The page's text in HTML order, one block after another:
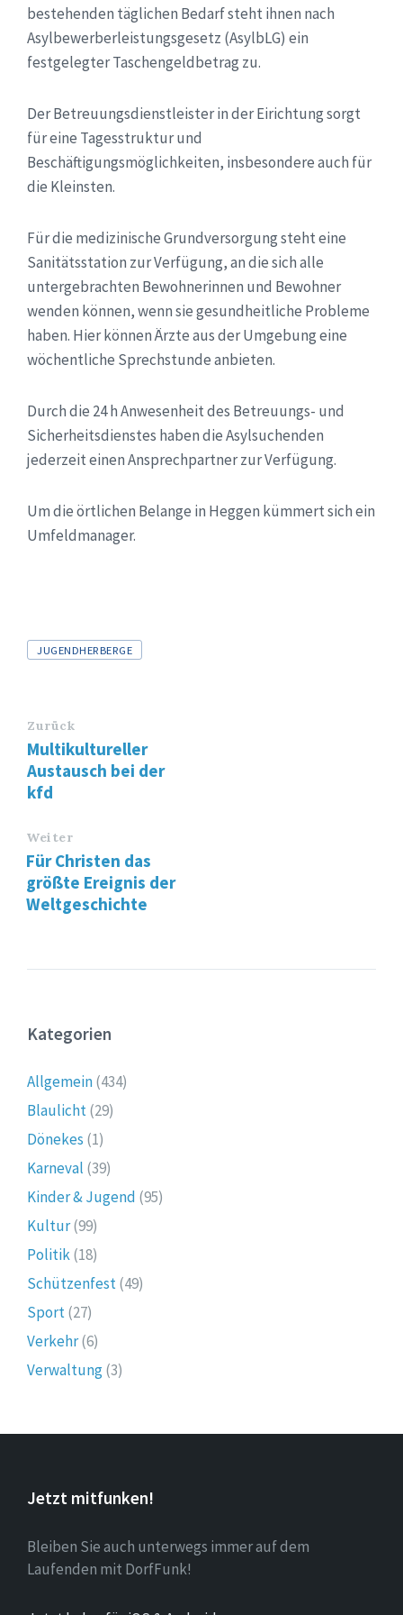
bestehenden täglichen Bedarf steht ihnen nach
Asylbewerberleistungsgesetz (AsylbLG) ein
festgelegter Taschengeldbetrag zu.
Der Betreuungsdienstleister in der Eirichtung sorgt
für eine Tagesstruktur und
Beschäftigungsmöglichkeiten, insbesondere auch für
die Kleinsten.
Für die medizinische Grundversorgung steht eine
Sanitätsstation zur Verfügung, an die sich alle
untergebrachten Bewohnerinnen und Bewohner
wenden können, wenn sie gesundheitliche Probleme
haben. Hier können Ärzte aus der Umgebung eine
wöchentliche Sprechstunde anbieten.
Durch die 24 h Anwesenheit des Betreuungs- und
Sicherheitsdienstes haben die Asylsuchenden
jederzeit einen Ansprechpartner zur Verfügung.
Um die örtlichen Belange in Heggen kümmert sich ein
Umfeldmanager.
Tags
JUGENDHERBERGE
Zurück
Multikultureller
Austausch bei der
kfd
Weiter
Für Christen das
größte Ereignis der
Weltgeschichte
Kategorien
Allgemein(434)
Blaulicht(29)
Dönekes (1)
Karneval (39)
Kinder & Jugend (95)
Kultur(99)
Politik(18)
Schützenfest(49)
Sport(27)
Verkehr(6)
Verwaltung(3)
Jetzt mitfunken!
Bleiben Sie auch unterwegs immer auf dem
Laufenden mit DorfFunk!